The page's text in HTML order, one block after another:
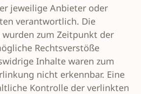
jeweilige Anbieter oder
verantwortlich. Die
zum Zeitpunkt der
Rechtsverstöße
Inhalte waren zum
nicht erkennbar. Eine
Kontrolle der verlinkten